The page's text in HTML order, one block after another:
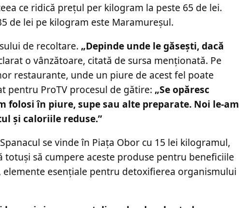
ce ridică prețul per kilogram la peste 65 de lei.
de lei pe kilogram este Maramureșul.
de recoltare. „Depinde unde le găsești, dacă
o vânzătoare, citată de sursa menționată. Pe
restaurante, unde un piure de acest fel poate
pentru ProTV procesul de gătire: „Se opăresc
folosi în piure, supe sau alte preparate. Noi le-am
și caloriile reduse.”
se vinde în Piața Obor cu 15 lei kilogramul,
să cumpere aceste produse pentru beneficiile
esențiale pentru detoxifierea organismului